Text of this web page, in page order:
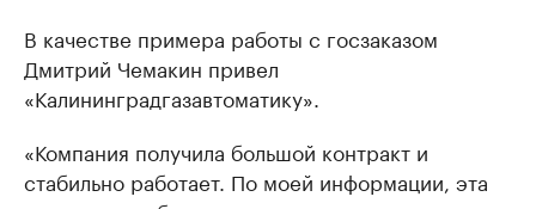
В качестве примера работы с госзаказом
Дмитрий Чемакин привел
«Калининградгазавтоматику».
«Компания получила большой контракт и
стабильно работает. По моей информации, эта